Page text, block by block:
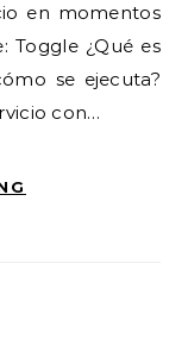
en momentos
Toggle ¿Qué es
se ejecuta?
con…